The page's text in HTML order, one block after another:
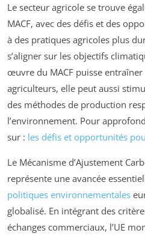
Le secteur agricole se trouve
MACF, avec des défis et des
à des pratiques agricoles plus
s’aligner sur les objectifs
œuvre du MACF puisse
agriculteurs, elle peut aussi
des méthodes de production
l’environnement. Pour
sur : les défis et opportunités
Le Mécanisme d’Ajustement
représente une avancée
politiques environnementales
globalisé. En intégrant des
échanges commerciaux, l’UE